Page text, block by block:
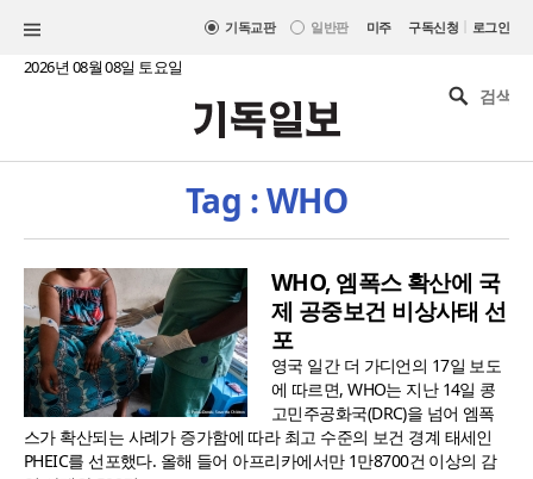
기독교판 일반판 미주 구독신청 | 로그인
2026년 08월 08일 토요일
Tag : WHO
WHO, 엠폭스 확산에 국
제 공중보건 비상사태 선
포
영국 일간 더 가디언의 17일 보도
에 따르면, WHO는 지난 14일 콩
고민주공화국(DRC)을 넘어 엠폭
스가 확산되는 사례가 증가함에 따라 최고 수준의 보건 경계 태세인
PHEIC를 선포했다. 올해 들어 아프리카에서만 1만8700건 이상의 감